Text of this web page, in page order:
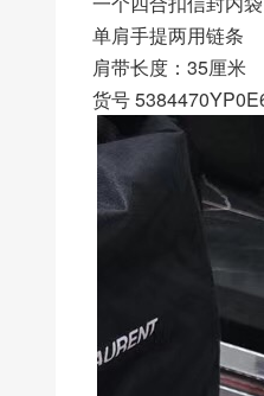
单肩手提两用链条
肩带长度：35厘米
货号